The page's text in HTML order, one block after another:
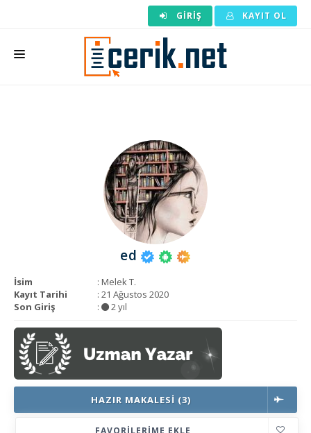
GIRIŞ KAYIT OL
KURUMSAL
ed
İsim
: Melek T.
Kayıt Tarihi
: 21 Ağustos 2020
Son Giriş
: 2 yıl
HAZIR MAKALESI (3)